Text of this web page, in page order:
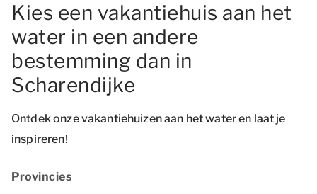
Kies een vakantiehuis aan het
water in een andere
bestemming dan in
Scharendijke
Ontdek onze vakantiehuizen aan het water en laat je
inspireren!
Provincies